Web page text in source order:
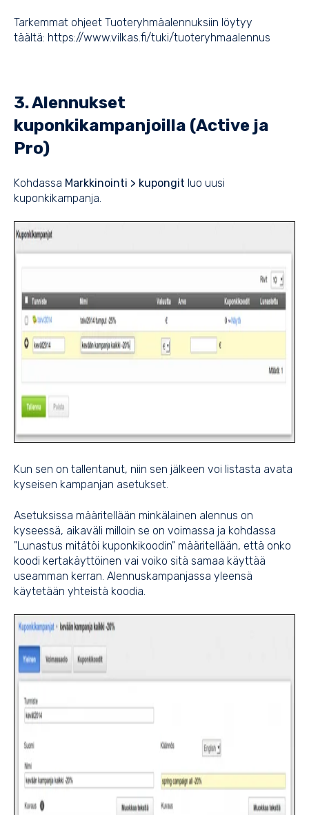
Tarkemmat ohjeet Tuoteryhmäalennuksiin löytyy
täältä: https://www.vilkas.fi/tuki/tuoteryhmaalennus
3. Alennukset
kuponkikampanjoilla (Active ja
Pro)
Kohdassa Markkinointi > kupongit luo uusi
kuponkikampanja.
Kun sen on tallentanut, niin sen jälkeen voi listasta avata
kyseisen kampanjan asetukset.
Asetuksissa määritellään minkälainen alennus on
kyseessä, aikaväli milloin se on voimassa ja kohdassa
"Lunastus mitätöi kuponkikoodin" määritellään, että onko
koodi kertakäyttöinen vai voiko sitä samaa käyttää
useamman kerran. Alennuskampanjassa yleensä
käytetään yhteistä koodia.